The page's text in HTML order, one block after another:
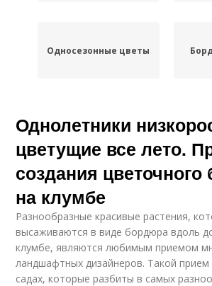
Односезонные цветы
Цвета для бордюров
Неприхотливые
однолетники
Однолетники
цветущие все лето.
создания
на клумбе
Разнообразные красивые растения,
высаживаются в виде бордюра вдоль
клумбе, являются любимым приемом
ландшафтных дизайнеров. Такой прием
садах, которые разбиты в самых